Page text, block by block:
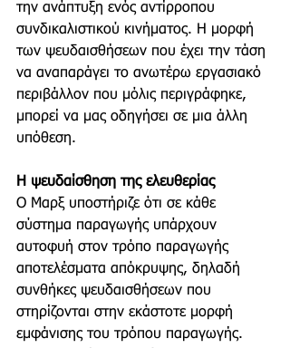
την ανάπτυξη ενός αντίρροπου
συνδικαλιστικού κινήματος. Η μορφή
των ψευδαισθήσεων που έχει την τάση
να αναπαράγει το ανωτέρω εργασιακό
περιβάλλον που μόλις περιγράφηκε,
μπορεί να μας οδηγήσει σε μια άλλη
υπόθεση.
Η ψευδαίσθηση της ελευθερίας
Ο Μαρξ υποστήριζε ότι σε κάθε
σύστημα παραγωγής υπάρχουν
αυτοφυή στον τρόπο παραγωγής
αποτελέσματα απόκρυψης, δηλαδή
συνθήκες ψευδαισθήσεων που
στηρίζονται στην εκάστοτε μορφή
εμφάνισης του τρόπου παραγωγής.